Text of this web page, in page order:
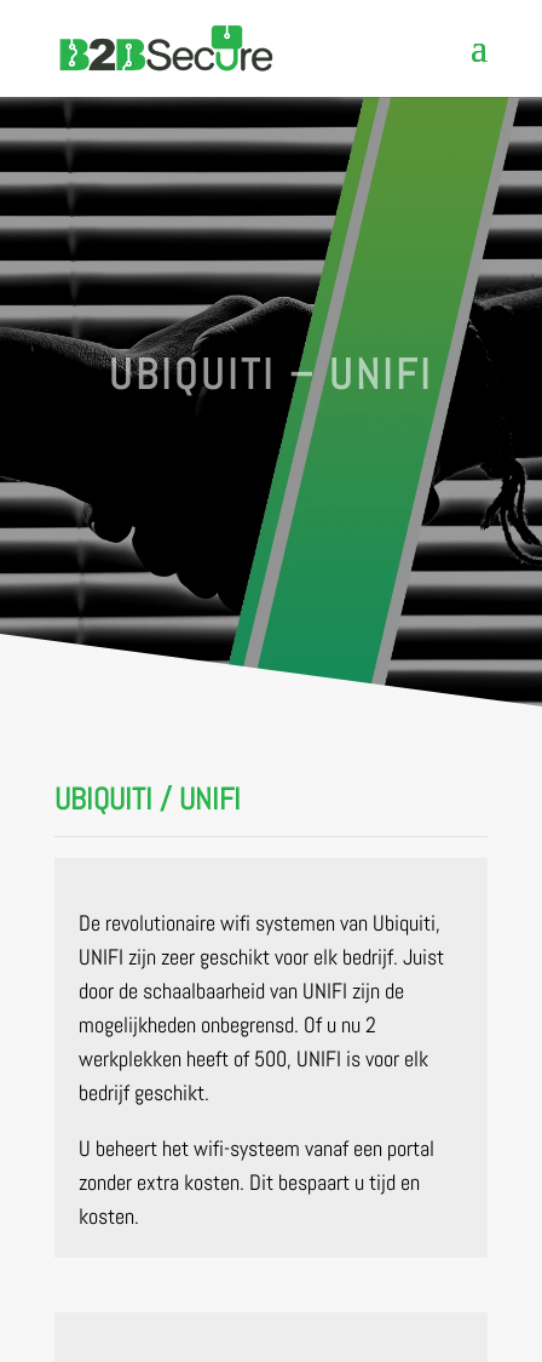
UBIQUITI – UNIFI
UBIQUITI / UNIFI
De revolutionaire wifi systemen van Ubiquiti,
UNIFI zijn zeer geschikt voor elk bedrijf. Juist
door de schaalbaarheid van UNIFI zijn de
mogelijkheden onbegrensd. Of u nu 2
werkplekken heeft of 500, UNIFI is voor elk
bedrijf geschikt.
U beheert het wifi-systeem vanaf een portal
zonder extra kosten. Dit bespaart u tijd en
kosten.